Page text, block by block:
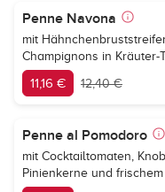
Penne Navona
mit
Champignons in Kräuter-
11,16 € 12,40 €
Penne al Pomodoro
mit Cocktailtomaten,
Pinienkerne und